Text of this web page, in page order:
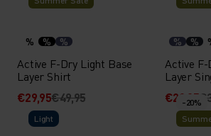
% % %
Active F-Dry Light Base
Layer Shirt
€29,95€49,95
% %
Active
Layer
€20,95
Light
-20%